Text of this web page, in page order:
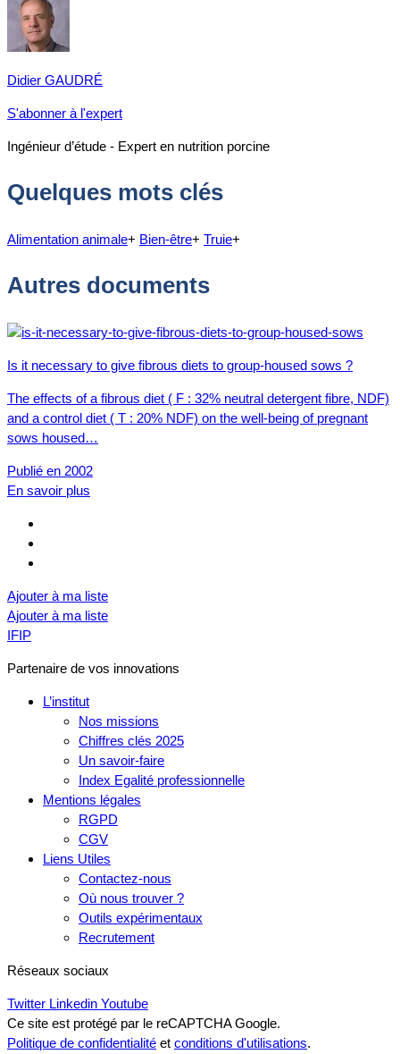
Didier GAUDRÉ
S'abonner à l'expert
Ingénieur d’étude - Expert en nutrition porcine
Quelques mots clés
Alimentation animale+ Bien-être+ Truie+
Autres documents
Is it necessary to give fibrous diets to group-housed sows ?
The effects of a fibrous diet ( F : 32% neutral detergent fibre, NDF)
and a control diet ( T : 20% NDF) on the well-being of pregnant
sows housed…
Publié en 2002
En savoir plus
Ajouter à ma liste
Ajouter à ma liste
IFIP
Partenaire de vos innovations
L’institut
Nos missions
Chiffres clés 2025
Un savoir-faire
Index Egalité professionnelle
Mentions légales
RGPD
CGV
Liens Utiles
Contactez-nous
Où nous trouver ?
Outils expérimentaux
Recrutement
Réseaux sociaux
Twitter Linkedin Youtube
Ce site est protégé par le reCAPTCHA Google.
Politique de confidentialité et conditions d'utilisations.